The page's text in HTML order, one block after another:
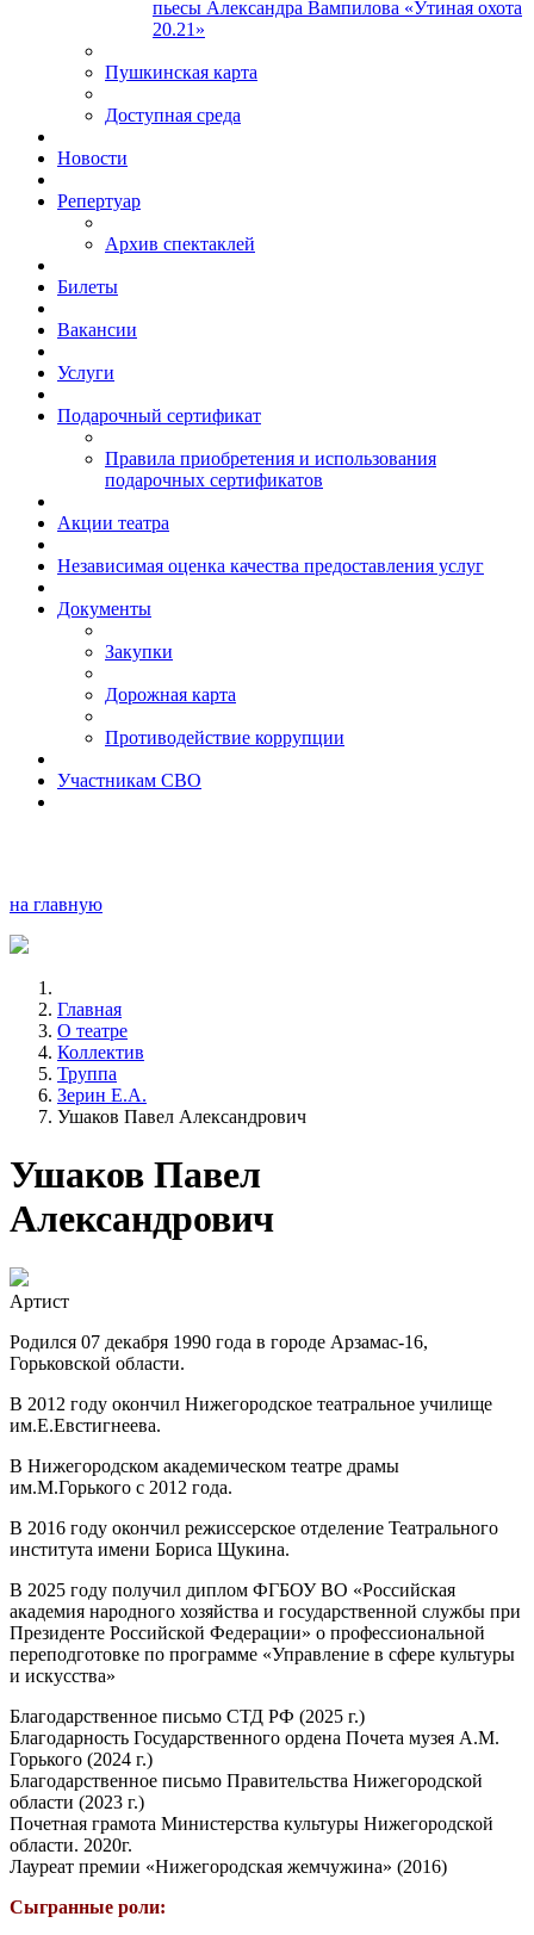
пьесы Александра Вампилова «Утиная охота
20.21»
Пушкинская карта
Доступная среда
Новости
Репертуар
Архив спектаклей
Билеты
Вакансии
Услуги
Подарочный сертификат
Правила приобретения и использования
подарочных сертификатов
Акции театра
Независимая оценка качества предоставления услуг
Документы
Закупки
Дорожная карта
Противодействие коррупции
Участникам СВО
на главную
Главная
О театре
Коллектив
Труппа
Зерин Е.А.
Ушаков Павел Александрович
Ушаков Павел
Александрович
Артист
Родился 07 декабря 1990 года в городе Арзамас-16,
Горьковской области.
В 2012 году окончил Нижегородское театральное училище
им.Е.Евстигнеева.
В Нижегородском академическом театре драмы
им.М.Горького с 2012 года.
В 2016 году окончил режиссерское отделение Театрального
института имени Бориса Щукина.
В 2025 году получил диплом ФГБОУ ВО «Российская
академия народного хозяйства и государственной службы при
Президенте Российской Федерации» о профессиональной
переподготовке по программе «Управление в сфере культуры
и искусства»
Благодарственное письмо СТД РФ (2025 г.)
Благодарность Государственного ордена Почета музея А.М.
Горького (2024 г.)
Благодарственное письмо Правительства Нижегородской
области (2023 г.)
Почетная грамота Министерства культуры Нижегородской
области. 2020г.
Лауреат премии «Нижегородская жемчужина» (2016)
Сыгранные роли: